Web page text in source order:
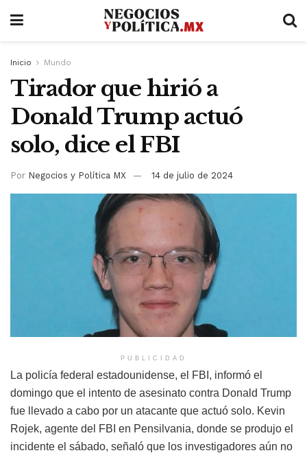
Inicio Mundo
Tirador que hirió a
Donald Trump actuó
solo, dice el FBI
Por Negocios y Política MX 14 de julio de 2024
PUBLICIDAD
La policía federal estadounidense, el FBI, informó el
domingo que el intento de asesinato contra Donald Trump
fue llevado a cabo por un atacante que actuó solo. Kevin
Rojek, agente del FBI en Pensilvania, donde se produjo el
incidente el sábado, señaló que los investigadores aún no